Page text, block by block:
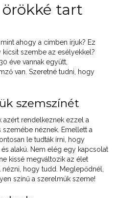
örökké tart
ahogy a címben írjuk? Ez
szembe az esélyekkel?
éve vannak együtt,
van. Szeretné tudni, hogy
szemszínét
azért rendelkeznek ezzel a
szemébe néznek. Emellett a
le tudták írni, hogy
alakú. Nem elég egy kapcsolat
kissé megváltozik az élet
hogy tudd. Meglepődnél,
színű a szerelmük szeme!